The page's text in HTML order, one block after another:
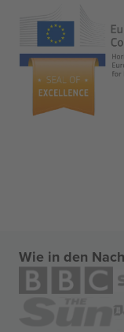
Wie in den